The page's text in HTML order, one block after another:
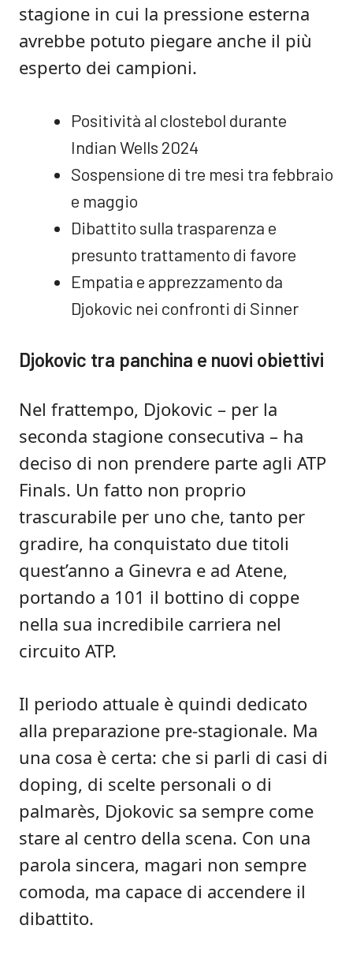
stagione in cui la pressione esterna
avrebbe potuto piegare anche il più
esperto dei campioni.
Positività al clostebol durante
Indian Wells 2024
Sospensione di tre mesi tra febbraio
e maggio
Dibattito sulla trasparenza e
presunto trattamento di favore
Empatia e apprezzamento da
Djokovic nei confronti di Sinner
Djokovic tra panchina e nuovi obiettivi
Nel frattempo, Djokovic – per la
seconda stagione consecutiva – ha
deciso di non prendere parte agli ATP
Finals. Un fatto non proprio
trascurabile per uno che, tanto per
gradire, ha conquistato due titoli
quest’anno a Ginevra e ad Atene,
portando a 101 il bottino di coppe
nella sua incredibile carriera nel
circuito ATP.
Il periodo attuale è quindi dedicato
alla preparazione pre-stagionale. Ma
una cosa è certa: che si parli di casi di
doping, di scelte personali o di
palmarès, Djokovic sa sempre come
stare al centro della scena. Con una
parola sincera, magari non sempre
comoda, ma capace di accendere il
dibattito.